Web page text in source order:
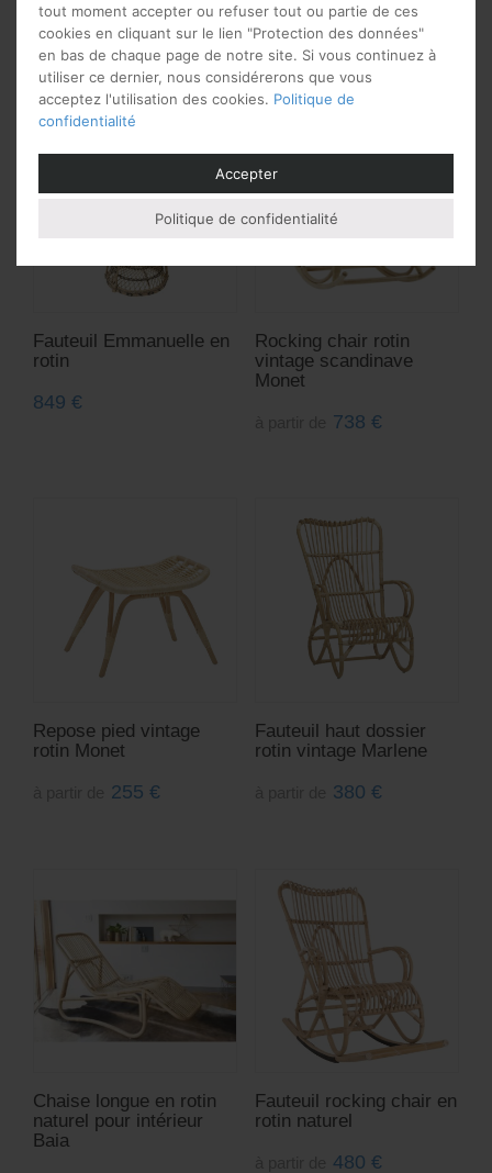
Note
5.00
sur 5
à partir de575€
Fauteuil Emmanuelle en
rotin
849 €
Rocking chair rotin
vintage scandinave
Monet
738 €
Repose pied vintage
rotin Monet
255 €
Fauteuil haut dossier
rotin vintage Marlene
380 €
Chaise longue en rotin
naturel pour intérieur
Baia
Fauteuil rocking chair en
rotin naturel
480 €
tout moment accepter ou refuser tout ou partie de ces
cookies en cliquant sur le lien "Protection des données"
en bas de chaque page de notre site. Si vous continuez à
utiliser ce dernier, nous considérerons que vous
acceptez l'utilisation des cookies. Politique de
confidentialité
Accepter
Politique de confidentialité